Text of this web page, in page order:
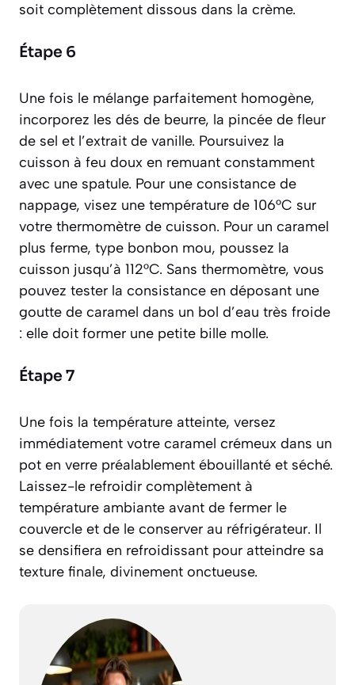
soit complètement dissous dans la crème.
Étape 6
Une fois le mélange parfaitement homogène,
incorporez les dés de beurre, la pincée de fleur
de sel et l’extrait de vanille. Poursuivez la
cuisson à feu doux en remuant constamment
avec une spatule. Pour une consistance de
nappage, visez une température de 106°C sur
votre thermomètre de cuisson. Pour un caramel
plus ferme, type bonbon mou, poussez la
cuisson jusqu’à 112°C. Sans thermomètre, vous
pouvez tester la consistance en déposant une
goutte de caramel dans un bol d’eau très froide
: elle doit former une petite bille molle.
Étape 7
Une fois la température atteinte, versez
immédiatement votre caramel crémeux dans un
pot en verre préalablement ébouillanté et séché.
Laissez-le refroidir complètement à
température ambiante avant de fermer le
couvercle et de le conserver au réfrigérateur. Il
se densifiera en refroidissant pour atteindre sa
texture finale, divinement onctueuse.